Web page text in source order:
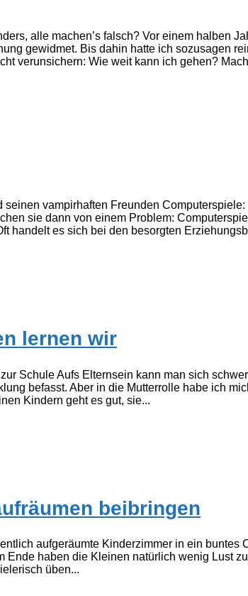
alle machen’s falsch? Vor einem halben
gewidmet. Bis dahin hatte ich sozusagen
verunsichern: Wie weit kann ich gehen?
vampirhaften Freunden
sie dann von einem Problem:
handelt es sich bei den besorgten
lernen wir
Schule Aufs Elternsein kann man sich
befasst. Aber in die Mutterrolle habe ich
Kindern geht es gut, sie...
beibringen
aufgeräumte Kinderzimmer in ein buntes
haben die Kleinen natürlich wenig Lust
üben...